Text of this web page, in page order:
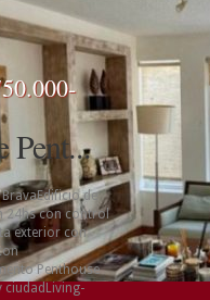
Pent...
de
24hs con control
exterior con
Penthouse
ciudadLiving-